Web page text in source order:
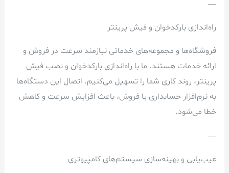
—
راه‌اندازی بارکدخوان و فیش پرینتر
فروشگاه‌ها و مجموعه‌های خدماتی نیازمند سرعت در فروش و
ارائه خدمات هستند. ما با راه‌اندازی بارکدخوان و نصب فیش
پرینتر، روند کاری شما را تسهیل می‌کنیم. اتصال این دستگاه‌ها
به نرم‌افزار حسابداری یا فروش، باعث افزایش سرعت و کاهش
خطا می‌شود.
—
عیب‌یابی و بهینه‌سازی سیستم‌های کامپیوتری